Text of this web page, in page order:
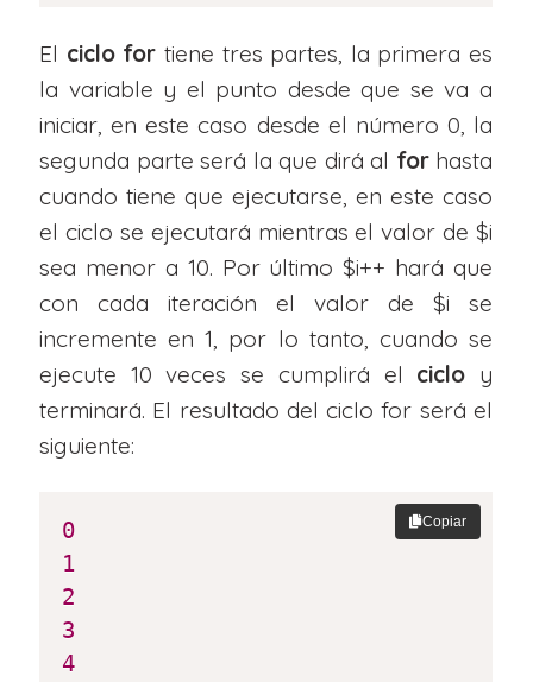
El ciclo for tiene tres partes, la primera es
la variable y el punto desde que se va a
iniciar, en este caso desde el número 0, la
segunda parte será la que dirá al for hasta
cuando tiene que ejecutarse, en este caso
el ciclo se ejecutará mientras el valor de $i
sea menor a 10. Por último $i++ hará que
con cada iteración el valor de $i se
incremente en 1, por lo tanto, cuando se
ejecute 10 veces se cumplirá el ciclo y
terminará. El resultado del ciclo for será el
siguiente:
0
1
2
3
4
Copiar